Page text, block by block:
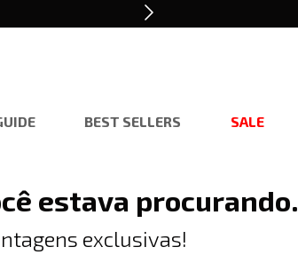
BEST SELLERS SALE
estava procurando.
exclusivas!